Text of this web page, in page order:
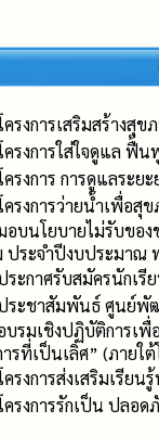
ครงการเสริมสร้างสุ
ครงการใส่ใจดูแล ฟื้
ครงการ การดูแลระ
ครงการว่ายน้ำเพื่อสุ
อบนโยบายไม่รับขอ
ประจำปีงบประมาณ
ระกาศรับสมัครนักเรี
ระชาสัมพันธ์ ศูนย์พั
บรมเชิงปฏิบัติการเพื่
รที่เป็นเลิศ” (ภายใ
ครงการส่งเสริมเรีย
ครงการรักเป็น ปลอ